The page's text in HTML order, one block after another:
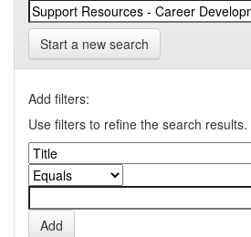
Start a new search
Add filters:
Use filters to refine the search results.